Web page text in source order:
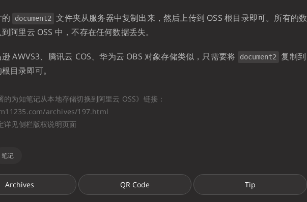
document2 文件夹从服务器中复制出来，然后上传到 OSS 根目录即可。所有的数
阿里云 OSS 中，不存在任何数据丢失。
AWVS3、腾讯云 COS、华为云 OBS 对象存储类似，只需要将 document2 复制到
目录即可。
的为知笔记从本地存储切换到阿里云 OSS》链接：
archives/197.html
详见侧栏版权说明页面
笔记
Archives QR Code Tip